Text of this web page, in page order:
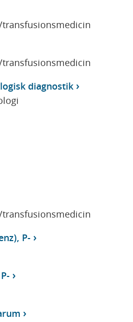
diagnostik
P-